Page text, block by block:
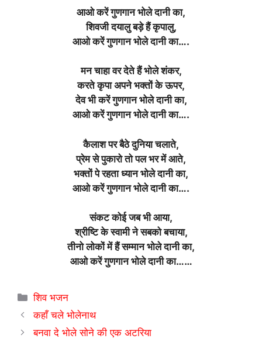
आओ करें गुणगान भोले दानी का,
शिवजी दयालु बड़े हैं कृपालु,
आओ करें गुणगान भोले दानी का….
मन चाहा वर देते हैं भोले शंकर,
करते कृपा अपने भक्तों के ऊपर,
देव भी करें गुणगान भोले दानी का,
आओ करें गुणगान भोले दानी का….
कैलाश पर बैठे दुनिया चलाते,
प्रेम से पुकारो तो पल भर में आते,
भक्तों पे रहता ध्यान भोले दानी का,
आओ करें गुणगान भोले दानी का….
संकट कोई जब भी आया,
श्रीष्टि के स्वामी ने सबको बचाया,
तीनो लोकों में हैं सम्मान भोले दानी का,
आओ करें गुणगान भोले दानी का……
Categories
शिव भजन
कहाँ चले भोलेनाथ
बनवा दे भोले सोने की एक अटरिया